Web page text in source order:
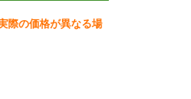
際の価格が異なる場